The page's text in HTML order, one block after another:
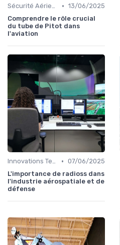
Sécurité Aérienne • 13/06/2025
Comprendre le rôle crucial
du tube de Pitot dans
l'aviation
Innovations Technologiques • 07/06/2025
L'importance de radioss dans
l'industrie aérospatiale et de
défense